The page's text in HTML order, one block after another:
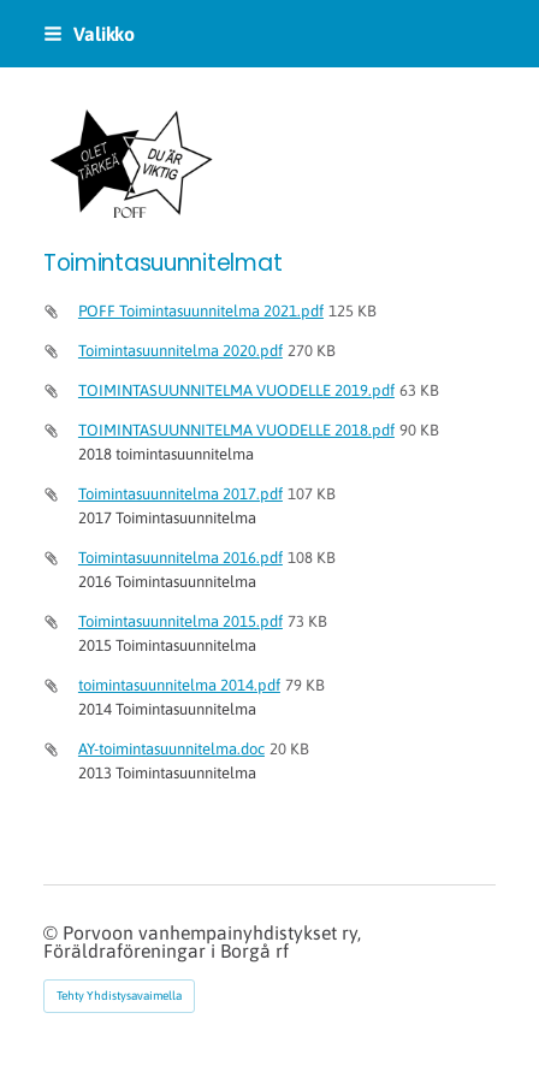
Siirry
sisältöön
Valikko
POFF logo
Toimintasuunnitelmat
POFF Toimintasuunnitelma 2021.pdf 125 KB
Toimintasuunnitelma 2020.pdf 270 KB
TOIMINTASUUNNITELMA VUODELLE 2019.pdf 63 KB
TOIMINTASUUNNITELMA VUODELLE 2018.pdf 90 KB
2018 toimintasuunnitelma
Toimintasuunnitelma 2017.pdf 107 KB
2017 Toimintasuunnitelma
Toimintasuunnitelma 2016.pdf 108 KB
2016 Toimintasuunnitelma
Toimintasuunnitelma 2015.pdf 73 KB
2015 Toimintasuunnitelma
toimintasuunnitelma 2014.pdf 79 KB
2014 Toimintasuunnitelma
AY-toimintasuunnitelma.doc 20 KB
2013 Toimintasuunnitelma
© Porvoon vanhempainyhdistykset ry,
Föräldraföreningar i Borgå rf
Tehty Yhdistysavaimella